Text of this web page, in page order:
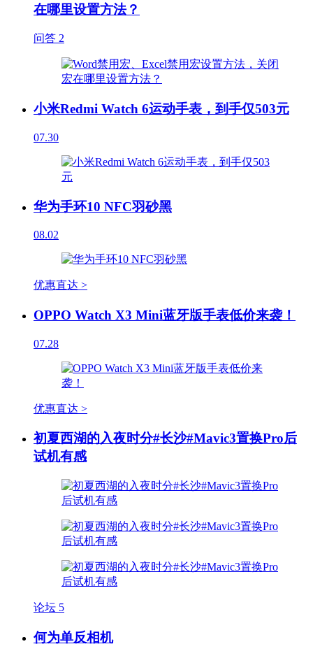
在哪里设置方法？
问答 2
小米Redmi Watch 6运动手表，到手仅503元
07.30
华为手环10 NFC羽砂黑
08.02
优惠直达 >
OPPO Watch X3 Mini蓝牙版手表低价来袭！
07.28
优惠直达 >
初夏西湖的入夜时分#长沙#Mavic3置换Pro后
试机有感
论坛 5
何为单反相机